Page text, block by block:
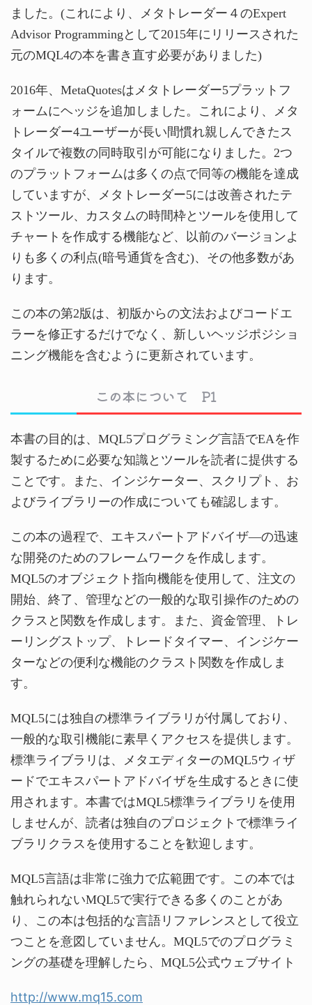
ました。(これにより、メタトレーダー４のExpert
Advisor Programmingとして2015年にリリースされた
元のMQL4の本を書き直す必要がありました)
2016年、MetaQuotesはメタトレーダー5プラットフ
ォームにヘッジを追加しました。これにより、メタ
トレーダー4ユーザーが長い間慣れ親しんできたス
タイルで複数の同時取引が可能になりました。2つ
のプラットフォームは多くの点で同等の機能を達成
していますが、メタトレーダー5には改善されたテ
ストツール、カスタムの時間枠とツールを使用して
チャートを作成する機能など、以前のバージョンよ
りも多くの利点(暗号通貨を含む)、その他多数があ
ります。
この本の第2版は、初版からの文法およびコードエ
ラーを修正するだけでなく、新しいヘッジポジショ
ニング機能を含むように更新されています。
この本について P1
本書の目的は、MQL5プログラミング言語でEAを作
製するために必要な知識とツールを読者に提供する
ことです。また、インジケーター、スクリプト、お
よびライブラリーの作成についても確認します。
この本の過程で、エキスパートアドバイザ―の迅速
な開発のためのフレームワークを作成します。
MQL5のオブジェクト指向機能を使用して、注文の
開始、終了、管理などの一般的な取引操作のための
クラスと関数を作成します。また、資金管理、トレ
ーリングストップ、トレードタイマー、インジケー
ターなどの便利な機能のクラスト関数を作成しま
す。
MQL5には独自の標準ライブラリが付属しており、
一般的な取引機能に素早くアクセスを提供します。
標準ライブラリは、メタエディターのMQL5ウィザ
ードでエキスパートアドバイザを生成するときに使
用されます。本書ではMQL5標準ライブラリを使用
しませんが、読者は独自のプロジェクトで標準ライ
ブラリクラスを使用することを歓迎します。
MQL5言語は非常に強力で広範囲です。この本では
触れられないMQL5で実行できる多くのことがあ
り、この本は包括的な言語リファレンスとして役立
つことを意図していません。MQL5でのプログラミ
ングの基礎を理解したら、MQL5公式ウェブサイト
http://www.mq15.com